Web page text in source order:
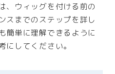
、ウィッグを付ける前の
スまでのステップを詳し
簡単に理解できるように
にしてください。